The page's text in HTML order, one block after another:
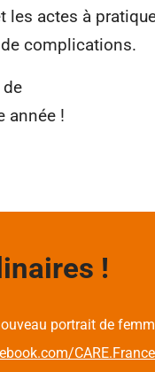
les actes à
de complications.
année !
!
portrait de
CARE.France